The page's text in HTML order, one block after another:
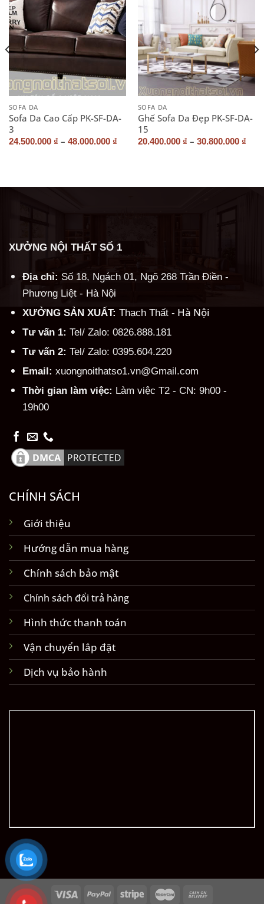
SOFA DA
Sofa Da Cao Cấp PK-SF-DA-
3
24.500.000 ₫ – 48.000.000 ₫
SOFA DA
Ghế Sofa Da Đẹp PK-SF-DA-
15
20.400.000 ₫ – 30.800.000 ₫
XƯỞNG NỘI THẤT SỐ 1
Địa chỉ: Số 18, Ngách 01, Ngõ 268 Trần Điền -
Phương Liệt - Hà Nội
XƯỞNG SẢN XUẤT: Thạch Thất - Hà Nội
Tư vấn 1: Tel/ Zalo: 0826.888.181
Tư vấn 2: Tel/ Zalo: 0395.604.220
Email: xuongnoithatso1.vn@Gmail.com
Thời gian làm việc: Làm việc T2 - CN: 9h00 -
19h00
CHÍNH SÁCH
Giới thiệu
Hướng dẫn mua hàng
Chính sách bảo mật
Chính sách đổi trả hàng
Hình thức thanh toán
Vận chuyển lắp đặt
Dịch vụ bảo hành